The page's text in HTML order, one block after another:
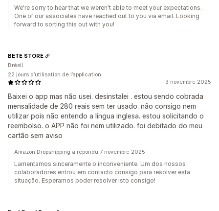
We're sorry to hear that we weren't able to meet your expectations.
One of our associates have reached out to you via email. Looking
forward to sorting this out with you!
3 novembre 2025
Baixei o app mas não usei. desinstalei . estou sendo cobrada
mensalidade de 280 reais sem ter usado. não consigo nem
utilizar pois não entendo a língua inglesa. estou solicitando o
reembolso. o APP não foi nem utilizado. foi debitado do meu
cartão sem aviso
BETE STORE
Brésil
22 jours d’utilisation de l’application
Amazon Dropshipping a répondu 7 novembre 2025
Lamentamos sinceramente o inconveniente. Um dos nossos
colaboradores entrou em contacto consigo para resolver esta
situação. Esperamos poder resolver isto consigo!